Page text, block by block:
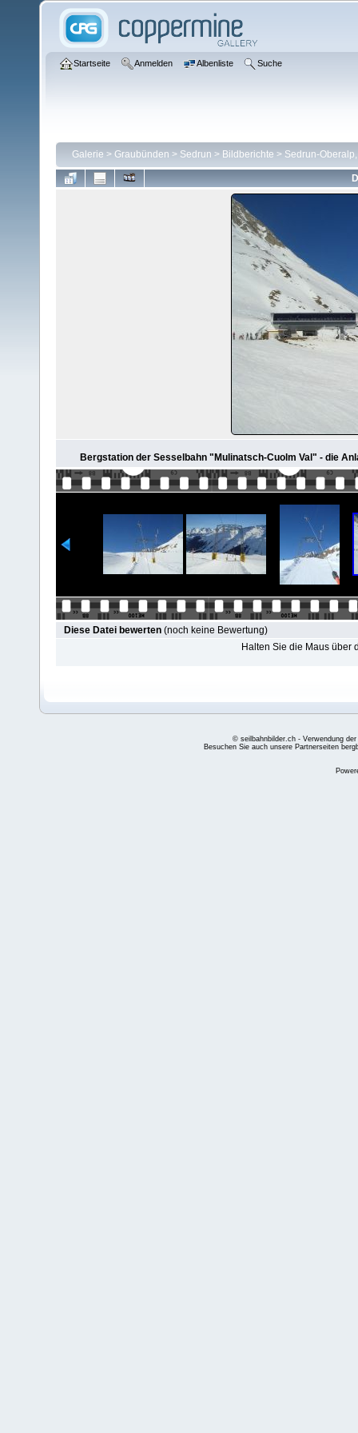
Startseite Anmelden Albenliste Suche
Galerie > Graubünden > Sedrun > Bildberichte > Sedrun-
Bergstation der Sesselbahn "Mulinatsch-Cuolm Val" - die
Diese Datei bewerten (noch keine Bewertung)
Halten Sie die Maus über
© seilbahnbilder.ch - Verwendung
Besuchen Sie auch unsere Partnerseiten